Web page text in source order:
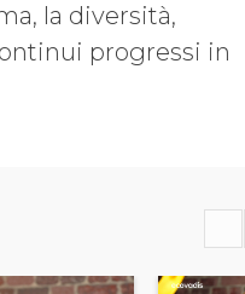
la diversità,
progressi in